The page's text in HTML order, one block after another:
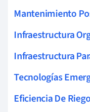
Mantenimiento
Infraestructura
Infraestructura
Tecnologías
Eficiencia De